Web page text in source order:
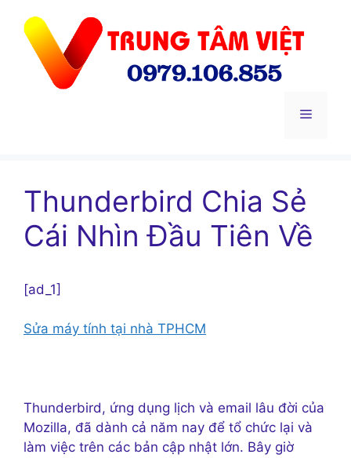
Menu
Thunderbird Chia Sẻ
Cái Nhìn Đầu Tiên Về
[ad_1]
Sửa máy tính tại nhà TPHCM
Thunderbird, ứng dụng lịch và email lâu đời của
Mozilla, đã dành cả năm nay để tổ chức lại và
làm việc trên các bản cập nhật lớn. Bây giờ